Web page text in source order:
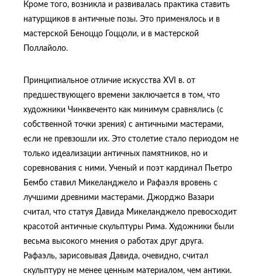
Кроме того, возникла и развивалась практика ставить
натурщиков в античные позы. Это применялось и в
мастерской Беноццо Гоццоли, и в мастерской
Поллайоло.
Принципиальное отличие искусства XVI в. от
предшествующего времени заключается в том, что
художники Чинквеченто как минимум сравнялись (с
собственной точки зрения) с античными мастерами,
если не превзошли их. Это столетие стало периодом не
только идеализации античных памятников, но и
соревнования с ними. Ученый и поэт кардинал Пьетро
Бембо ставил Микеланджело и Рафаэля вровень с
лучшими древними мастерами. Джорджо Вазари
считал, что статуя Давида Микеланджело превосходит
красотой античные скульптуры Рима. Художники были
весьма высокого мнения о работах друг друга.
Рафаэль, зарисовывая Давида, очевидно, считал
скульптуру не менее ценным материалом, чем антики.